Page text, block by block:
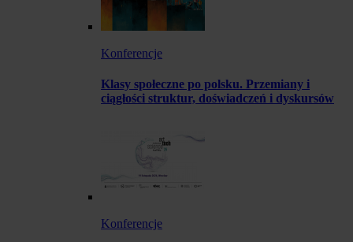
Konferencje
Klasy społeczne po polsku. Przemiany i
ciągłości struktur, doświadczeń i dyskursów
Konferencje